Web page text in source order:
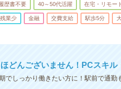
歴書不要 40～50代活躍 在宅・リモー
残業少 金融 交費支給 駅歩5分
どんございません！PCスキル
でしっかり働きたい方に！駅前で通